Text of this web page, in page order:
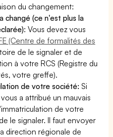
du changement:
changé (ce n'est plus la
: Vous devez vous
(Centre de formalités des
de le signaler et de
à votre RCS (Registre du
votre greffe).
de votre société:Si
a attribué un mauvais
de votre
le signaler. Il faut envoyer
direction régionale de